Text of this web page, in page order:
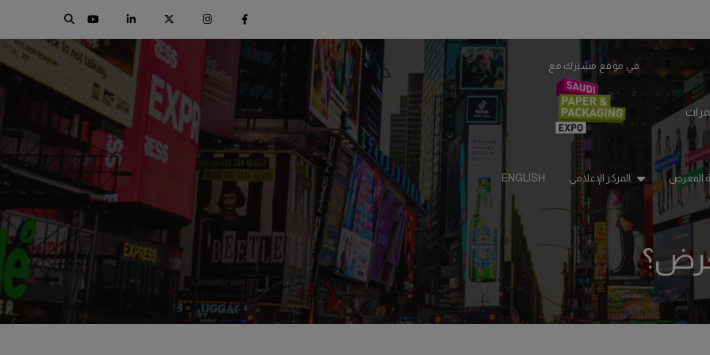
CONSTRUCTION PORTFOLIO OF
KENYA
Big 5 Construct Kenya
NIGERIA
Big 5 Construct Nigeria
HVACR Nigeria
West Africa Infrastructure
Expo
SAUDI ARABIA
Big 5 Construct Saudi
Saudi FM & Clean
HVACR Saudi Arabia
Marble and Stone Saudi
Arabia
SOUTH AFRICA
Big 5 Construct South Africa
South Africa Infrastructure
في موقع مشترك مع
المعرض المركز الإعلامي ENGLISH